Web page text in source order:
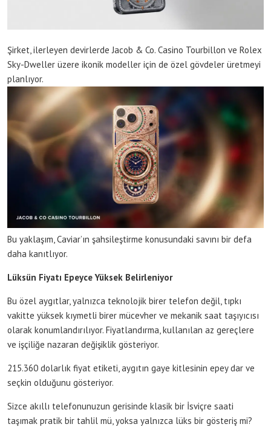
Şirket, ilerleyen devirlerde Jacob & Co. Casino Tourbillon ve Rolex
Sky-Dweller üzere ikonik modeller için de özel gövdeler üretmeyi
planlıyor.
Bu yaklaşım, Caviar’ın şahsileştirme konusundaki savını bir defa
daha kanıtlıyor.
Lüksün Fiyatı Epeyce Yüksek Belirleniyor
Bu özel aygıtlar, yalnızca teknolojik birer telefon değil, tıpkı
vakitte yüksek kıymetli birer mücevher ve mekanik saat taşıyıcısı
olarak konumlandırılıyor. Fiyatlandırma, kullanılan az gereçlere
ve işçiliğe nazaran değişiklik gösteriyor.
215.360 dolarlık fiyat etiketi, aygıtın gaye kitlesinin epey dar ve
seçkin olduğunu gösteriyor.
Sizce akıllı telefonunuzun gerisinde klasik bir İsviçre saati
taşımak pratik bir tahlil mü, yoksa yalnızca lüks bir gösteriş mi?